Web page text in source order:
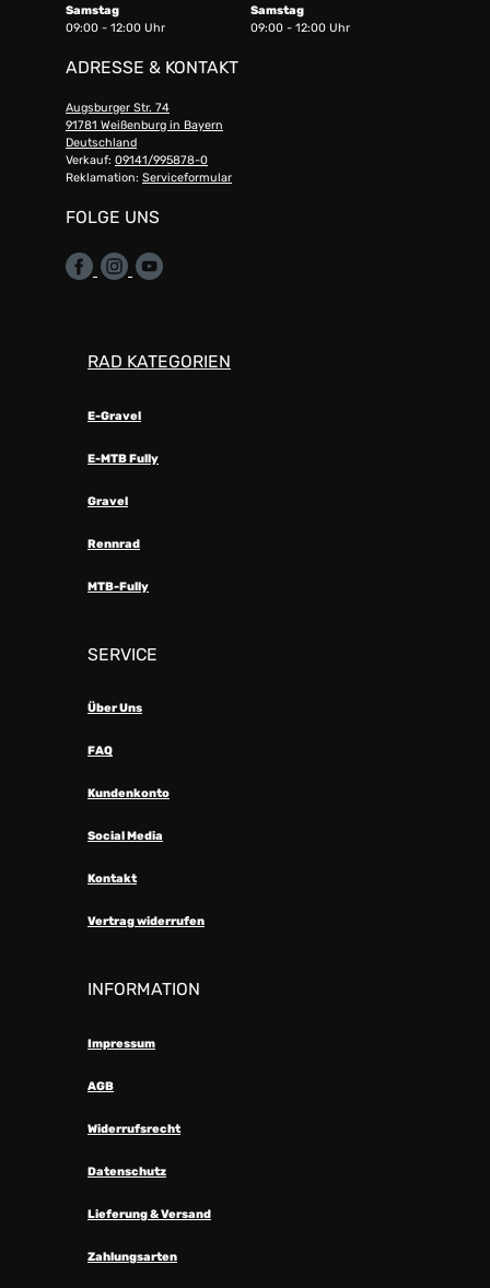
Samstag
09:00 - 12:00 Uhr
Samstag
09:00 - 12:00 Uhr
ADRESSE & KONTAKT
Augsburger Str. 74
91781 Weißenburg in Bayern
Deutschland
Verkauf: 09141/995878-0
Reklamation: Serviceformular
FOLGE UNS
RAD KATEGORIEN
E-Gravel
E-MTB Fully
Gravel
Rennrad
MTB-Fully
SERVICE
Über Uns
FAQ
Kundenkonto
Social Media
Kontakt
Vertrag widerrufen
INFORMATION
Impressum
AGB
Widerrufsrecht
Datenschutz
Lieferung & Versand
Zahlungsarten